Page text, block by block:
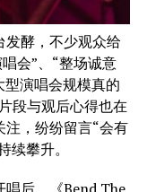
发酵，不少观众给
会”、“整场诚意
演唱会规模真的
段与观后心得也在
，纷纷留言“会有
续攀升。